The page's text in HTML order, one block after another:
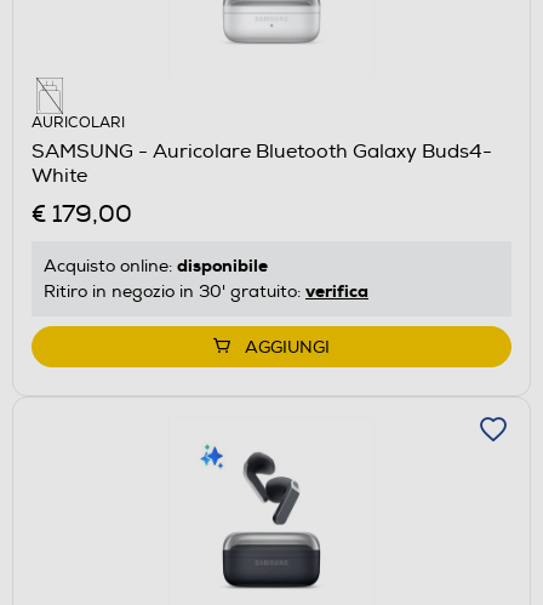
AURICOLARI
SAMSUNG - Auricolare Bluetooth Galaxy Buds4-
White
€ 179,00
Acquisto online: disponibile
Ritiro in negozio in 30' gratuito: verifica
AGGIUNGI